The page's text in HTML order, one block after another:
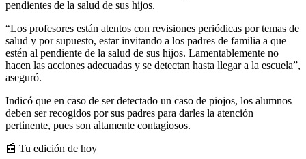
pendientes de la salud de sus hijos.
“Los profesores están atentos con revisiones periódicas por temas de
salud y por supuesto, estar invitando a los padres de familia a que
estén al pendiente de la salud de sus hijos. Lamentablemente no
hacen las acciones adecuadas y se detectan hasta llegar a la escuela”,
aseguró.
Indicó que en caso de ser detectado un caso de piojos, los alumnos
deben ser recogidos por sus padres para darles la atención
pertinente, pues son altamente contagiosos.
📰 Tu edición de hoy